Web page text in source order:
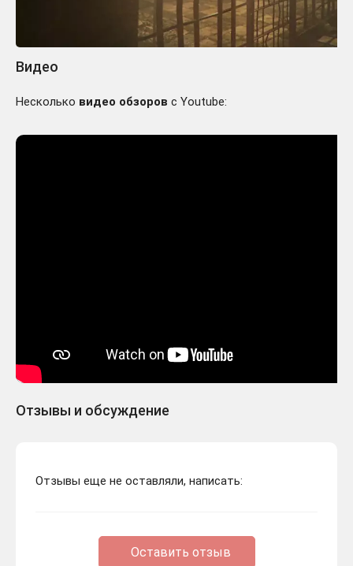
Видео
Несколько видео обзоров с Youtube:
Отзывы и обсуждение
Отзывы еще не оставляли, написать:
Оставить отзыв